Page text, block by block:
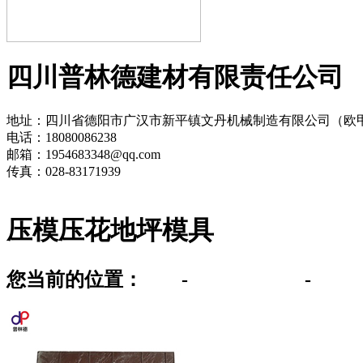
四川普林德建材有限责任公司
地址：四川省德阳市广汉市新平镇文丹机械制造有限公司（欧
电话：18080086238
邮箱：1954683348@qq.com
传真：028-83171939
压模压花地坪模具
您当前的位置： - -